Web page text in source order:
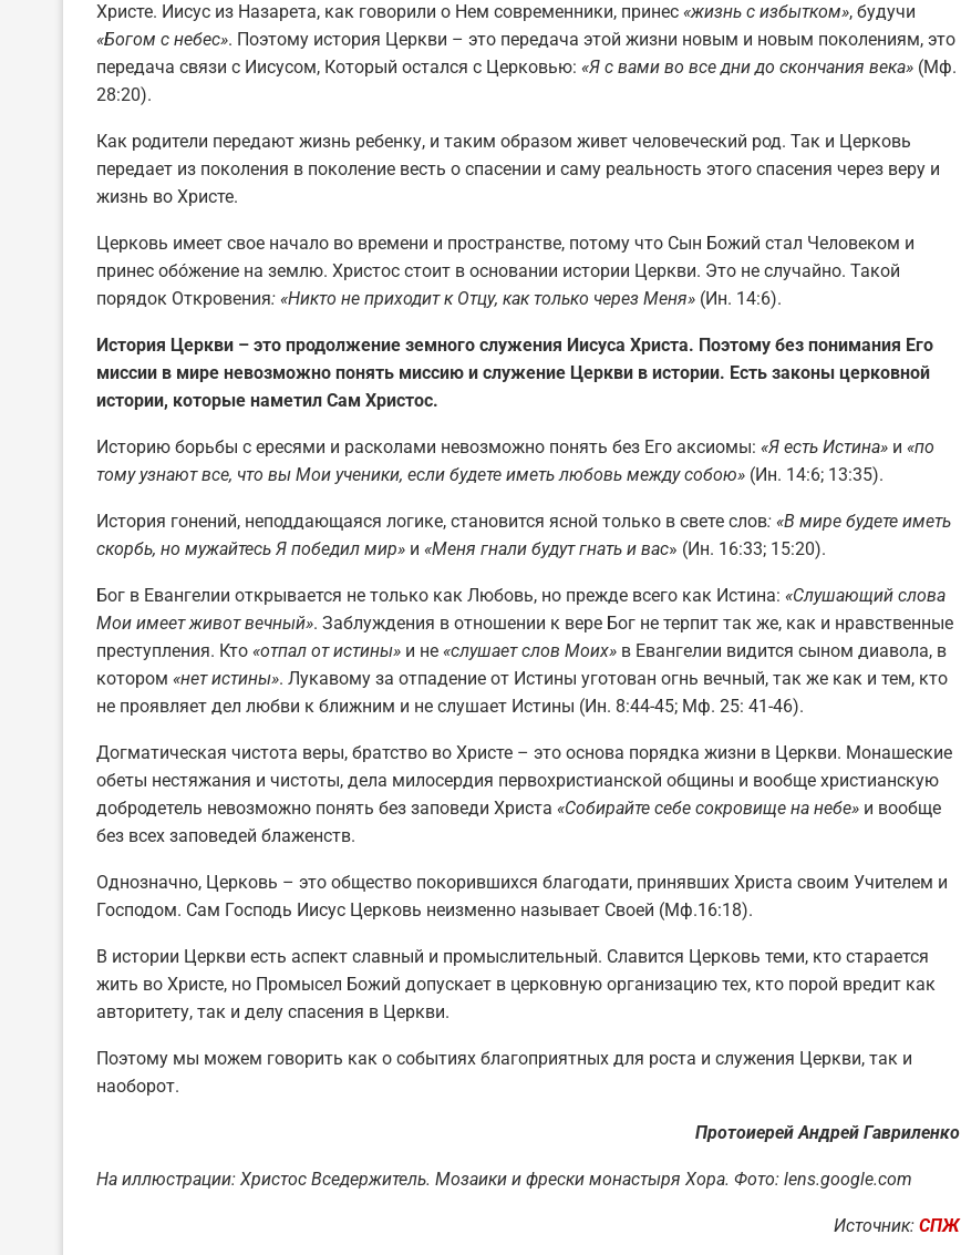
Христе. Иисус из Назарета, как говорили о Нем современники, принес «жизнь с избытком», будучи
«Богом с небес». Поэтому история Церкви – это передача этой жизни новым и новым поколениям, это
передача связи с Иисусом, Который остался с Церковью: «Я с вами во все дни до скончания века» (Мф.
28:20).
Как родители передают жизнь ребенку, и таким образом живет человеческий род. Так и Церковь
передает из поколения в поколение весть о спасении и саму реальность этого спасения через веру и
жизнь во Христе.
Церковь имеет свое начало во времени и пространстве, потому что Сын Божий стал Человеком и
принес обóжение на землю. Христос стоит в основании истории Церкви. Это не случайно. Такой
порядок Откровения: «Никто не приходит к Отцу, как только через Меня» (Ин. 14:6).
История Церкви – это продолжение земного служения Иисуса Христа. Поэтому без понимания Его
миссии в мире невозможно понять миссию и служение Церкви в истории. Есть законы церковной
истории, которые наметил Сам Христос.
Историю борьбы с ересями и расколами невозможно понять без Его аксиомы: «Я есть Истина» и «по
тому узнают все, что вы Мои ученики, если будете иметь любовь между собою» (Ин. 14:6; 13:35).
История гонений, неподдающаяся логике, становится ясной только в свете слов: «В мире будете иметь
скорбь, но мужайтесь Я победил мир» и «Меня гнали будут гнать и вас» (Ин. 16:33; 15:20).
Бог в Евангелии открывается не только как Любовь, но прежде всего как Истина: «Слушающий слова
Мои имеет живот вечный». Заблуждения в отношении к вере Бог не терпит так же, как и нравственные
преступления. Кто «отпал от истины» и не «слушает слов Моих» в Евангелии видится сыном диавола, в
котором «нет истины». Лукавому за отпадение от Истины уготован огнь вечный, так же как и тем, кто
не проявляет дел любви к ближним и не слушает Истины (Ин. 8:44-45; Мф. 25: 41-46).
Догматическая чистота веры, братство во Христе – это основа порядка жизни в Церкви. Монашеские
обеты нестяжания и чистоты, дела милосердия первохристианской общины и вообще христианскую
добродетель невозможно понять без заповеди Христа «Собирайте себе сокровище на небе» и вообще
без всех заповедей блаженств.
Однозначно, Церковь – это общество покорившихся благодати, принявших Христа своим Учителем и
Господом. Сам Господь Иисус Церковь неизменно называет Своей (Мф.16:18).
В истории Церкви есть аспект славный и промыслительный. Славится Церковь теми, кто старается
жить во Христе, но Промысел Божий допускает в церковную организацию тех, кто порой вредит как
авторитету, так и делу спасения в Церкви.
Поэтому мы можем говорить как о событиях благоприятных для роста и служения Церкви, так и
наоборот.
Протоиерей Андрей Гавриленко
На иллюстрации: Христос Вседержитель. Мозаики и фрески монастыря Хора. Фото: lens.google.com
Источник: СПЖ